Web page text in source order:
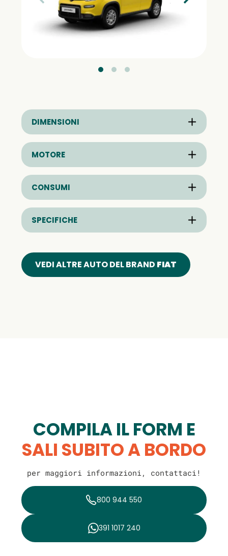
DIMENSIONI
MOTORE
CONSUMI
SPECIFICHE
VEDI ALTRE AUTO DEL BRAND FIAT
COMPILA IL FORM E
SALI SUBITO A BORDO
per maggiori informazioni, contattaci!
800 944 550
391 1017 240